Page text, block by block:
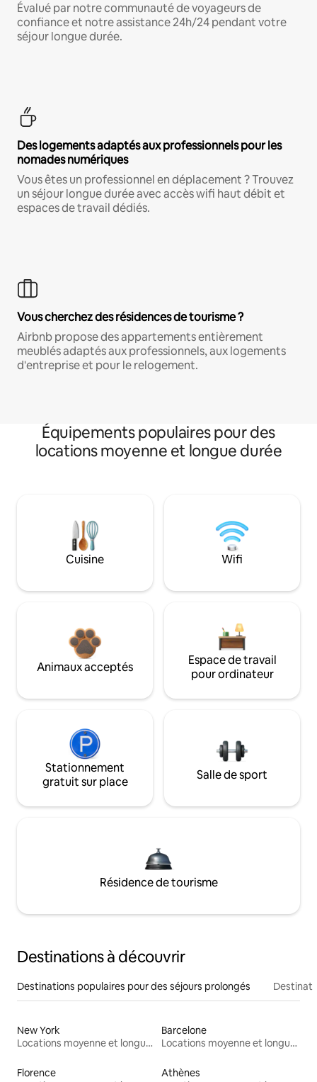
Évalué par notre communauté de voyageurs de
confiance et notre assistance 24h/24 pendant votre
séjour longue durée.
Des logements adaptés aux professionnels pour les
nomades numériques
Vous êtes un professionnel en déplacement ? Trouvez
un séjour longue durée avec accès wifi haut débit et
espaces de travail dédiés.
Vous cherchez des résidences de tourisme ?
Airbnb propose des appartements entièrement
meublés adaptés aux professionnels, aux logements
d'entreprise et pour le relogement.
Équipements populaires pour des
locations moyenne et longue durée
Cuisine Wifi
Animaux acceptés
Espace de travail
pour ordinateur
Stationnement
gratuit sur place
Salle de sport
Résidence de tourisme
Destinations à découvrir
Destinations populaires pour des séjours prolongés
New York
Locations moyenne et longue durée
Barcelone
Locations moyenne et longue durée
Florence
Athènes